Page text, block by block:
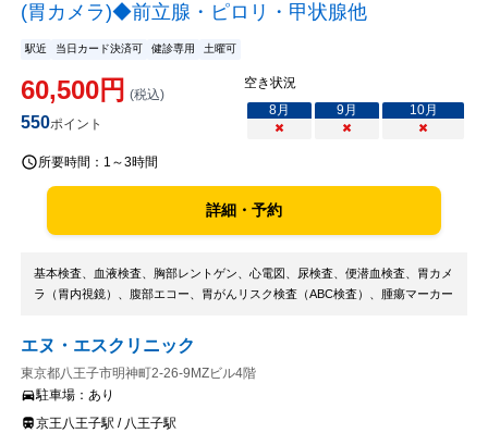
(胃カメラ)◆前立腺・ピロリ・甲状腺他
駅近 当日カード決済可 健診専用 土曜可
60,500円 (税込)
550ポイント
空き状況
8月 9月 10月
×
× ×
所要時間： 1～3時間
詳細・予約
基本検査、血液検査、胸部レントゲン、心電図、尿検査、便潜血検査、胃カメ
ラ（胃内視鏡）、腹部エコー、胃がんリスク検査（ABC検査）、腫瘍マーカー
エヌ・エスクリニック
東京都八王子市明神町2-26-9MZビル4階
駐車場： あり
京王八王子駅 / 八王子駅